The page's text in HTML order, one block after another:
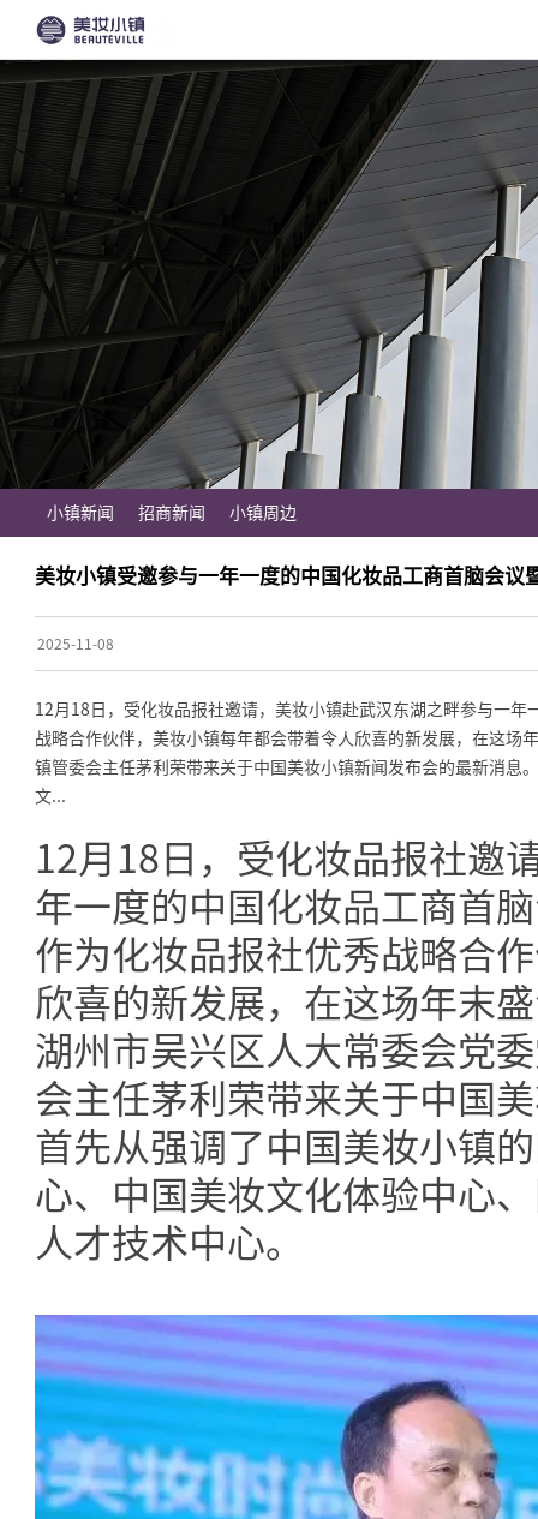
小镇新闻 招商新闻 小镇周边
美妆小镇受邀参与一年一度的中国化妆品工商首脑会议
2025-11-08
12月18日，受化妆品报社邀请，美妆小镇赴武汉东湖之畔参与一
战略合作伙伴，美妆小镇每年都会带着令人欣喜的新发展，在这
镇管委会主任茅利荣带来关于中国美妆小镇新闻发布会的最新消息
文...
12月18日，受化妆品报社邀
年一度的中国化妆品工商首
作为化妆品报社优秀战略合
欣喜的新发展，在这场年末
湖州市吴兴区人大常委会党
会主任茅利荣带来关于中国
首先从强调了中国美妆小镇
心、中国美妆文化体验中心
人才技术中心。